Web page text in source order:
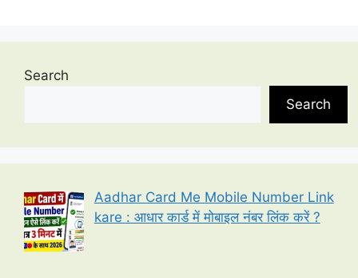
Search
Search
Aadhar Card Me Mobile Number Link
kare : आधार कार्ड में मोबाइल नंबर लिंक करें ?